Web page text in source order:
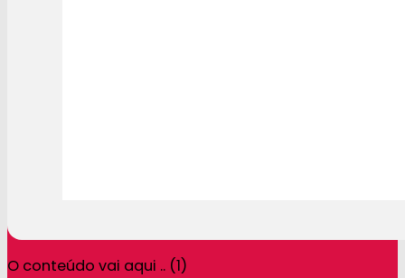
O conteúdo vai aqui .. (1)